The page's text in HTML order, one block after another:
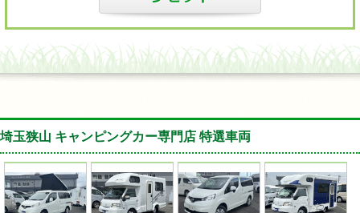
埼玉狭山 キャンピングカー専門店 特選車両